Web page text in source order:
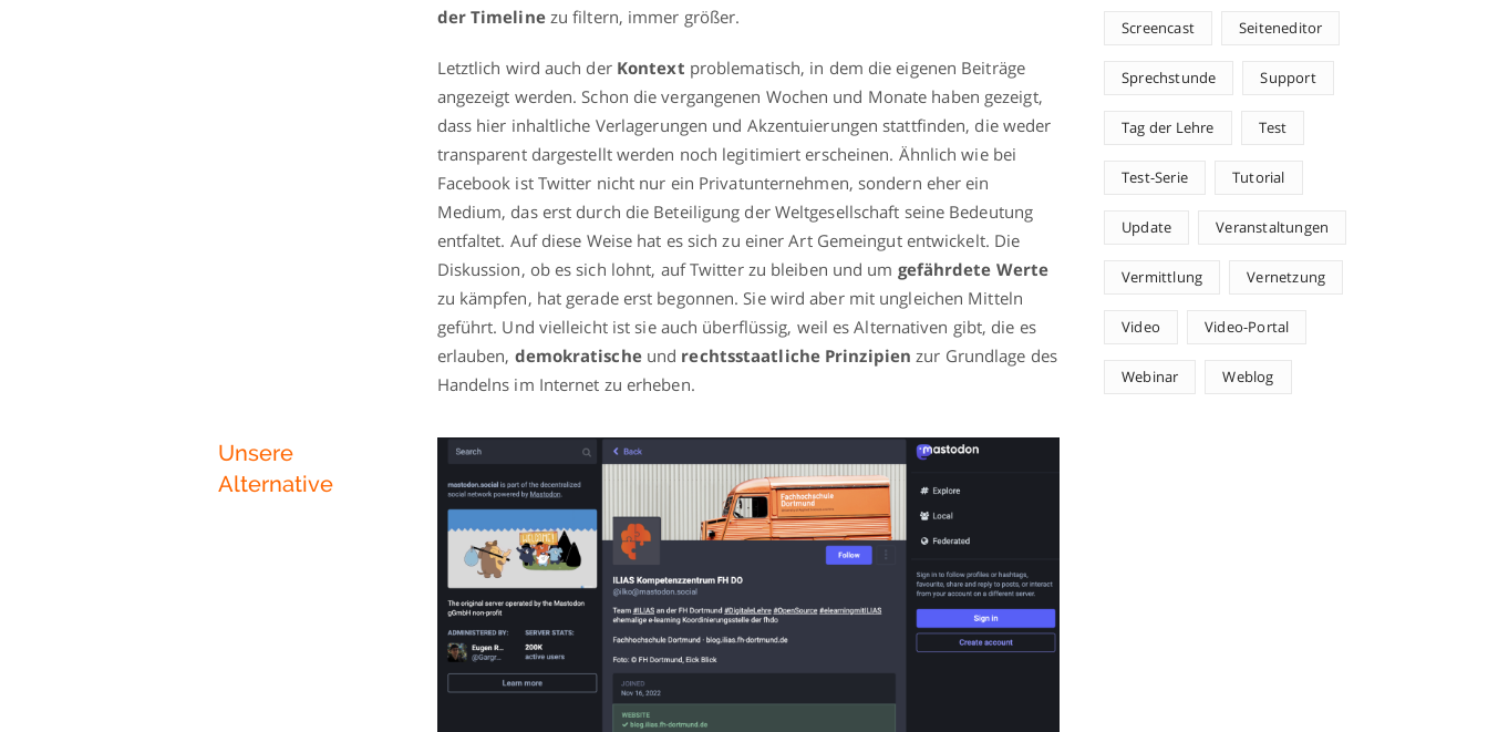
der Timelinezu filtern, immer größer.
Letztlich wird auch der Kontext problematisch, in dem die eigenen Beiträge
angezeigt werden. Schon die vergangenen Wochen und Monate haben gezeigt,
dass hier inhaltliche Verlagerungen und Akzentuierungen stattfinden, die weder
transparent dargestellt werden noch legitimiert erscheinen. Ähnlich wie bei
Facebook ist Twitter nicht nur ein Privatunternehmen, sondern eher ein
Medium, das erst durch die Beteiligung der Weltgesellschaft seine Bedeutung
entfaltet. Auf diese Weise hat es sich zu einer Art Gemeingut entwickelt. Die
Diskussion, ob es sich lohnt, auf Twitter zu bleiben und um gefährdete Werte
zu kämpfen, hat gerade erst begonnen. Sie wird aber mit ungleichen Mitteln
geführt. Und vielleicht ist sie auch überflüssig, weil es Alternativen gibt, die es
erlauben, demokratischeund rechtsstaatliche Prinzipien zur Grundlage des
Handelns im Internet zu erheben.
Unsere
Alternative
Screencast Seiteneditor
Sprechstunde Support
Tag der Lehre Test
Test-Serie Tutorial
Update Veranstaltungen
Vermittlung Vernetzung
Video Video-Portal
Webinar Weblog